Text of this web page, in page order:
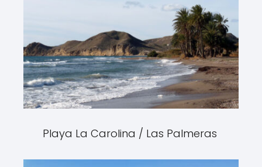
Playa La Carolina / Las Palmeras